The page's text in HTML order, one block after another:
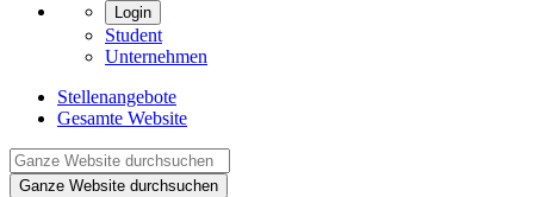
Login
Student
Unternehmen
Stellenangebote
Gesamte Website